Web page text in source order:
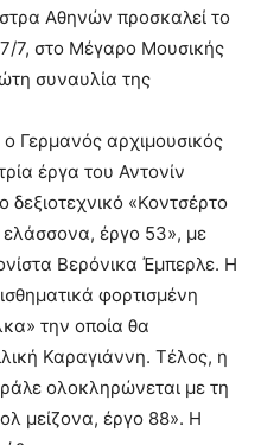
Αθηνών προσκαλεί το
7, στο Μέγαρο Μουσικής
συναυλία της
Γερμανός αρχιμουσικός
έργα του Αντονίν
«Κοντσέρτο
ελάσσονα, έργο 53», με
Βερόνικα Έμπερλε. Η
φορτισμένη
την οποία θα
Καραγιάννη. Τέλος, η
ολοκληρώνεται με τη
μείζονα, έργο 88». Η